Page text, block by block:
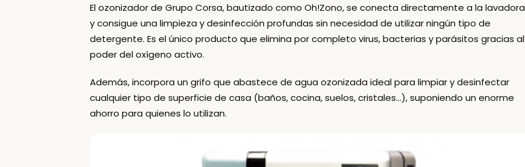
El ozonizador de Grupo Corsa, bautizado comoOh!Zono, se conecta directamente a la lavadora
y consigue una limpieza y desinfección profundas sin necesidad de utilizar ningún tipo de
detergente. Es el único producto que elimina por completo virus, bacterias y parásitos gracias al
poder del oxígeno activo.
Además, incorpora un grifo que abastece de agua ozonizada ideal para limpiar y desinfectar
cualquier tipo de superficie de casa (baños, cocina, suelos, cristales…), suponiendo un enorme
ahorro para quienes lo utilizan.